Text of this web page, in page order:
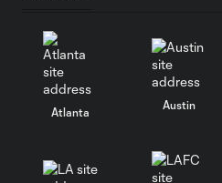
Atlanta
Austin